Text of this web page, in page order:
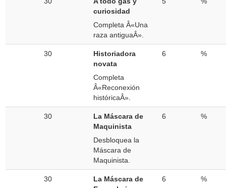
curiosidad
Completa Â«Una
raza antiguaÂ».
30
Historiadora
novata
Completa
Â«Reconexión
históricaÂ».
6 %
30
La Máscara de
Maquinista
Desbloquea la
Máscara de
Maquinista.
6 %
30
La Máscara de
6 %